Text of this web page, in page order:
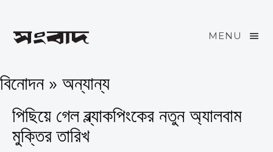
MENU
বিনোদন » অন্যান্য
পিছিয়ে গেল ব্ল্যাকপিংকের নতুন অ্যালবাম
মুক্তির তারিখ